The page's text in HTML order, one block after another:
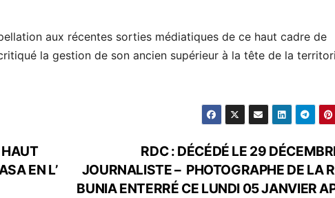
aux récentes sorties médiatiques de ce haut cadre de
la gestion de son ancien supérieur à la tête de la
RDC : DÉCÉDÉ LE 29
JOURNALISTE – PHOTOGRAPHE DE LA
BUNIA ENTERRÉ CE LUNDI 05 JANVIER
HAUT
EN L’